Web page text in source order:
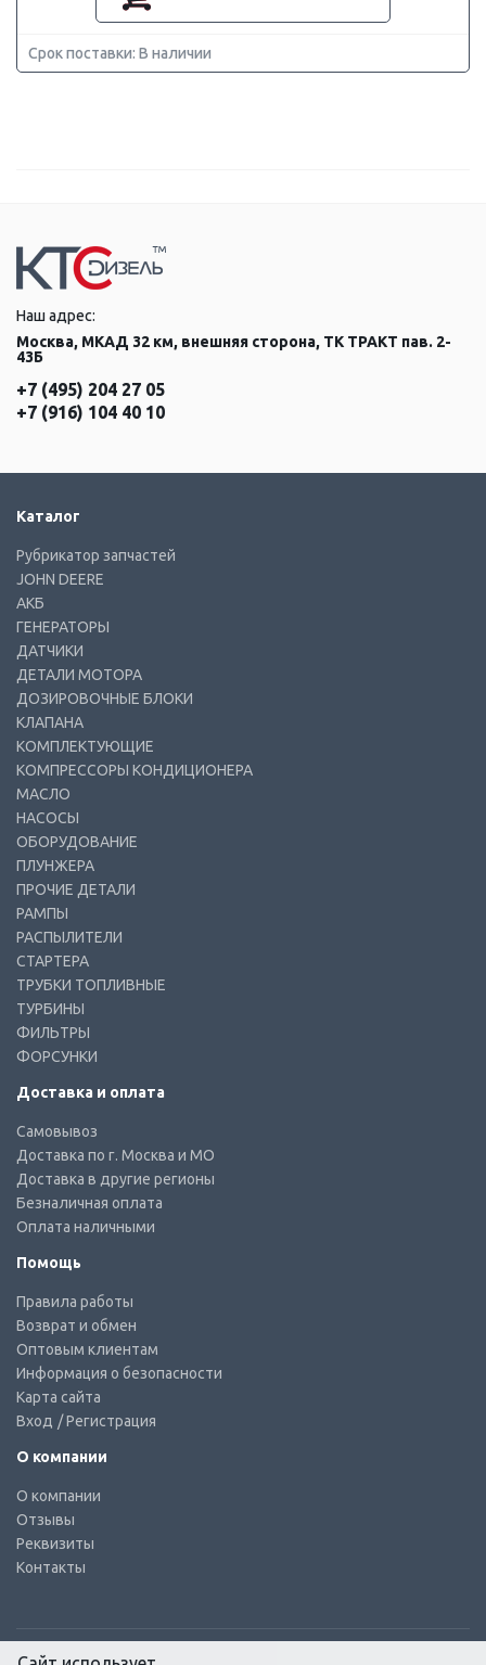
Срок поставки: В наличии
Наш адрес:
Москва, МКАД 32 км, внешняя сторона, ТК ТРАКТ пав. 2-
43Б
+7 (495) 204 27 05
+7 (916) 104 40 10
Каталог
Рубрикатор запчастей
JOHN DEERE
АКБ
ГЕНЕРАТОРЫ
ДАТЧИКИ
ДЕТАЛИ МОТОРА
ДОЗИРОВОЧНЫЕ БЛОКИ
КЛАПАНА
КОМПЛЕКТУЮЩИЕ
КОМПРЕССОРЫ КОНДИЦИОНЕРА
МАСЛО
НАСОСЫ
ОБОРУДОВАНИЕ
ПЛУНЖЕРА
ПРОЧИЕ ДЕТАЛИ
РАМПЫ
РАСПЫЛИТЕЛИ
СТАРТЕРА
ТРУБКИ ТОПЛИВНЫЕ
ТУРБИНЫ
ФИЛЬТРЫ
ФОРСУНКИ
Доставка и оплата
Самовывоз
Доставка по г. Москва и МО
Доставка в другие регионы
Безналичная оплата
Оплата наличными
Помощь
Правила работы
Возврат и обмен
Оптовым клиентам
Информация о безопасности
Карта сайта
Вход / Регистрация
О компании
О компании
Отзывы
Реквизиты
Контакты